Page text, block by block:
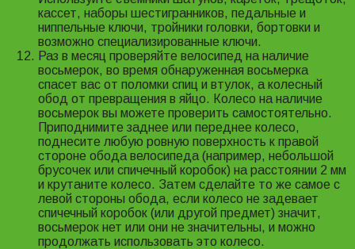
кассет, наборы шестигранников, педальные и
ниппельные ключи, тройники головки, бортовки и
возможно специализированные ключи.
Раз в месяц проверяйте велосипед на наличие
восьмерок, во время обнаруженная восьмерка
спасет вас от поломки спиц и втулок, а колесный
обод от превращения в яйцо. Колесо на наличие
восьмерок вы можете проверить самостоятельно.
Приподнимите заднее или переднее колесо,
поднесите любую ровную поверхность к правой
стороне обода велосипеда (например, небольшой
брусочек или спичечный коробок) на расстоянии 2 мм
и крутаните колесо. Затем сделайте то же самое с
левой стороны обода, если колесо не задевает
спичечный коробок (или другой предмет) значит,
восьмерок нет или они не значительны, и можно
продолжать использовать это колесо.